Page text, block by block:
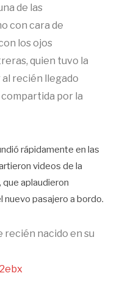
de las
con cara de
los ojos
quien tuvo la
recién llegado
por la
rápidamente en las
videos de la
aplaudieron
nuevo pasajero a bordo.
nacido en su